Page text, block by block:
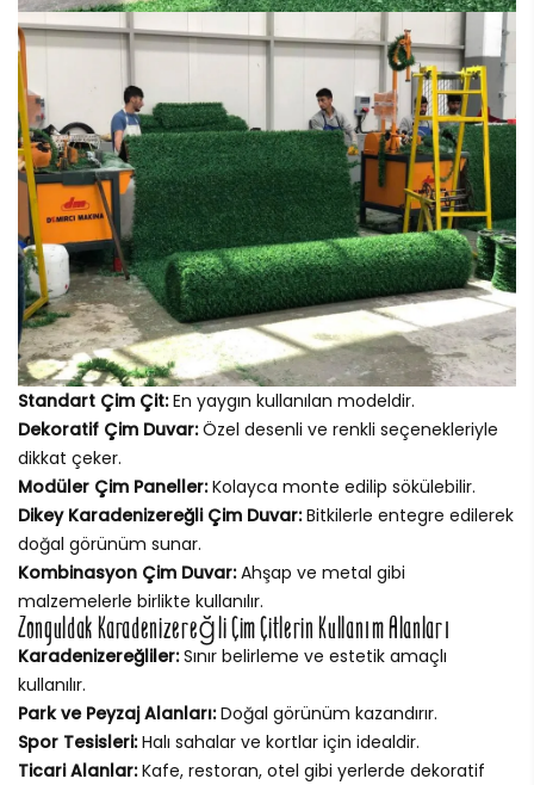
Standart Çim Çit:En yaygın kullanılan modeldir.
Dekoratif Çim Duvar:Özel desenli ve renkli seçenekleriyle
dikkat çeker.
Modüler Çim Paneller:Kolayca monte edilip sökülebilir.
Dikey Karadenizereğli Çim Duvar:Bitkilerle entegre edilerek
doğal görünüm sunar.
Kombinasyon Çim Duvar:Ahşap ve metal gibi
malzemelerle birlikte kullanılır.
Zonguldak Karadenizereğli Çim Çitlerin Kullanım Alanları
Karadenizereğliler:Sınır belirleme ve estetik amaçlı
kullanılır.
Park ve Peyzaj Alanları:Doğal görünüm kazandırır.
Spor Tesisleri:Halı sahalar ve kortlar için idealdir.
Ticari Alanlar:Kafe, restoran, otel gibi yerlerde dekoratif